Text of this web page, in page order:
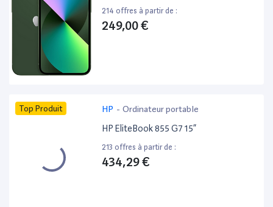
214 offres à partir de :
249,00 €
Top Produit HP - Ordinateur portable
HP EliteBook 855 G7 15”
213 offres à partir de :
434,29 €